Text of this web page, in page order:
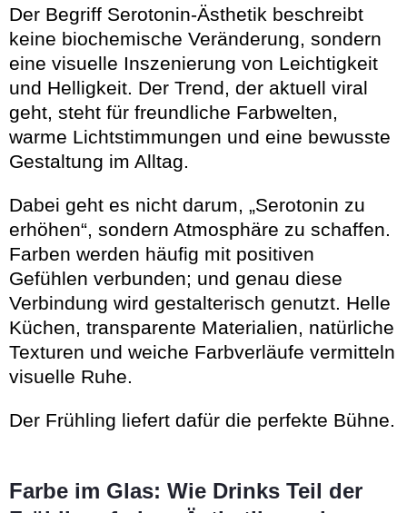
Der Begriff Serotonin-Ästhetik beschreibt
keine biochemische Veränderung, sondern
eine visuelle Inszenierung von Leichtigkeit
und Helligkeit. Der Trend, der aktuell viral
geht, steht für freundliche Farbwelten,
warme Lichtstimmungen und eine bewusste
Gestaltung im Alltag.
Dabei geht es nicht darum, „Serotonin zu
erhöhen“, sondern Atmosphäre zu schaffen.
Farben werden häufig mit positiven
Gefühlen verbunden; und genau diese
Verbindung wird gestalterisch genutzt. Helle
Küchen, transparente Materialien, natürliche
Texturen und weiche Farbverläufe vermitteln
visuelle Ruhe.
Der Frühling liefert dafür die perfekte Bühne.
Farbe im Glas: Wie Drinks Teil der